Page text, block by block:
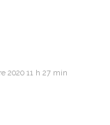
2020 11 h 27 min